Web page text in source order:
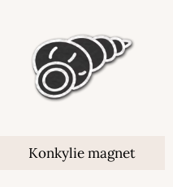
Konkylie magnet